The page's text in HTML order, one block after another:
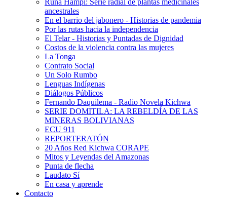
Runa Hampi: Serie radial de plantas medicinales
ancestrales
En el barrio del jabonero - Historias de pandemia
Por las rutas hacia la independencia
El Telar - Historias y Puntadas de Dignidad
Costos de la violencia contra las mujeres
La Tonga
Contrato Social
Un Solo Rumbo
Lenguas Indígenas
Diálogos Públicos
Fernando Daquilema - Radio Novela Kichwa
SERIE DOMITILA: LA REBELDÍA DE LAS
MINERAS BOLIVIANAS
ECU 911
REPORTERATÓN
20 Años Red Kichwa CORAPE
Mitos y Leyendas del Amazonas
Punta de flecha
Laudato Sí
En casa y aprende
Contacto